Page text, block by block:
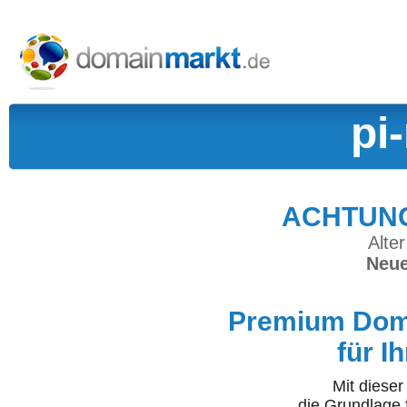
Premium
für
Mit